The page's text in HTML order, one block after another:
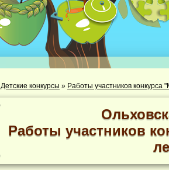
Детские конкурсы » Работы участников конкурса
Работы участников